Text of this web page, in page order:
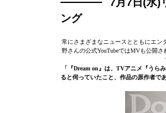
ング
常にさまざまなニュースとともにエン
野さんの公式YouTubeではMVも公開
「『Dream on』は、TVアニメ『う
ると伺っていたこと、作品の原作者で